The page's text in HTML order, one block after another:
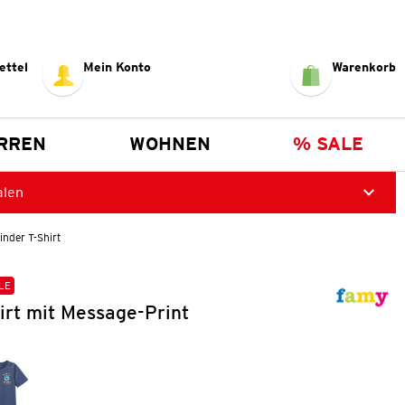
Mein Konto Warenkorb
WOHNEN % SALE
T-Shirt
mit Message-Print